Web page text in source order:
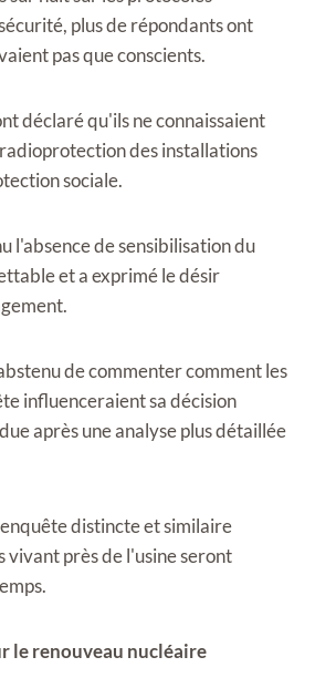
plus de répondants ont
pas que conscients.
déclaré qu'ils ne connaissaient
des installations
sociale.
l'absence de sensibilisation du
et a exprimé le désir
de commenter comment les
influenceraient sa décision
après une analyse plus détaillée
distincte et similaire
vivant près de l'usine seront
le renouveau nucléaire